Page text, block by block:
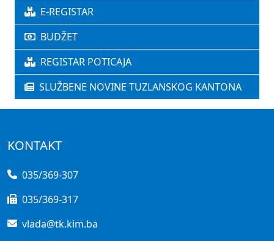
E-REGISTAR
BUDŽET
REGISTAR POTICAJA
SLUŽBENE NOVINE TUZLANSKOG KANTONA
KONTAKT
035/369-307
035/369-317
vlada@tk.kim.ba